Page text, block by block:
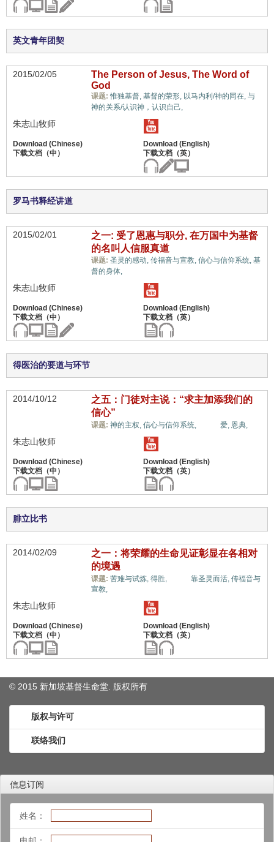
英文青年团契
2015/02/05
The Person of Jesus, The Word of
God
课题:惟独基督, 基督的荣形, 以马内利/神的同在, 与
神的关系/认识神，认识自己,
朱志山牧师
罗马书释经讲道
2015/02/01
之一: 受了恩惠与职分, 在万国中为基督
的名叫人信服真道
课题: 圣灵的感动, 传福音与宣教, 信心与信仰系统, 基
督的身体,
朱志山牧师
得医治的要道与环节
2014/10/12
之五：门徒对主说：“求主加添我们的
信心”
课题: 神的主权, 信心与信仰系统, 爱, 恩典,
朱志山牧师
腓立比书
2014/02/09
之一：将荣耀的生命见证彰显在各相对
的境遇
课题: 苦难与试炼, 得胜, 靠圣灵而活, 传福音与
宣教,
朱志山牧师
© 2015 新加坡基督生命堂. 版权所有
版权与许可
联络我们
信息订阅
姓名：